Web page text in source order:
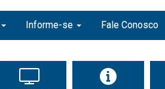
Informe-se Fale Conosco